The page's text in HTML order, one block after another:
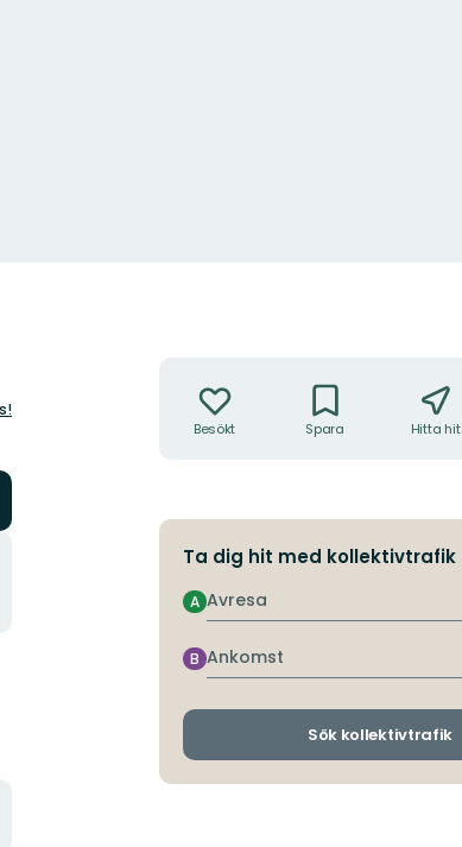
Besökt Spara Hitta hit
Ta dig hit med kollektivtrafik
Avresa
A
Ankomst
B
Sök kollektivtrafik